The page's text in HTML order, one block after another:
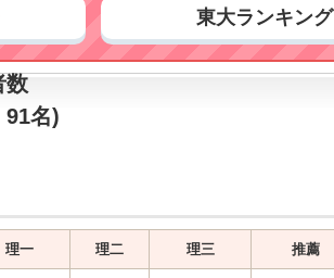
東大ランキング
数
91名)
理一 理二 理三 推薦